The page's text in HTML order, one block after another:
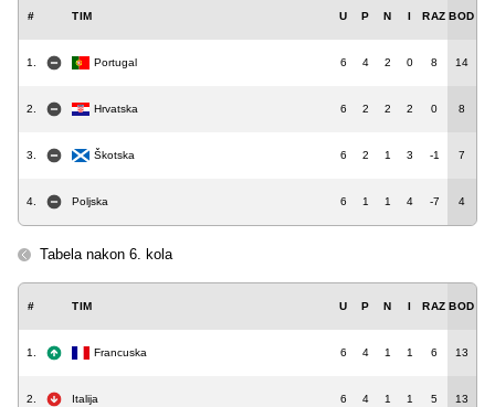
# TIM U P N I RAZ BOD
1. Portugal 6 4 2 0 8 14
2. Hrvatska 6 2 2 2 0 8
3. Škotska 6 2 1 3 -1 7
4. Poljska 6 1 1 4 -7 4
Tabela nakon 6. kola
# TIM U P N I RAZ BOD
1. Francuska 6 4 1 1 6 13
2. Italija 6 4 1 1 5 13